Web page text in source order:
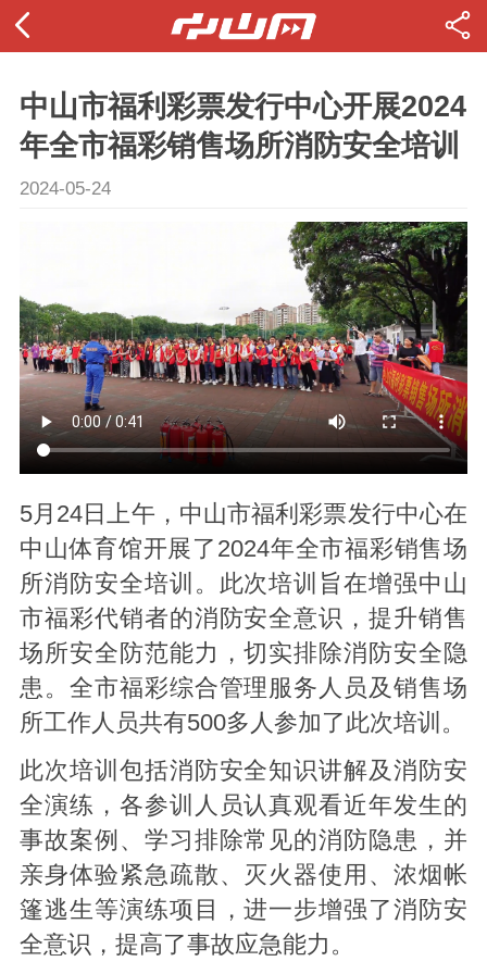
中山市福利彩票发行中心开展2024
年全市福彩销售场所消防安全培训
2024-05-24
5月24日上午，中山市福利彩票发行中心在
中山体育馆开展了2024年全市福彩销售场
所消防安全培训。此次培训旨在增强中山
市福彩代销者的消防安全意识，提升销售
场所安全防范能力，切实排除消防安全隐
患。全市福彩综合管理服务人员及销售场
所工作人员共有500多人参加了此次培训。
此次培训包括消防安全知识讲解及消防安
全演练，各参训人员认真观看近年发生的
事故案例、学习排除常见的消防隐患，并
亲身体验紧急疏散、灭火器使用、浓烟帐
篷逃生等演练项目，进一步增强了消防安
全意识，提高了事故应急能力。